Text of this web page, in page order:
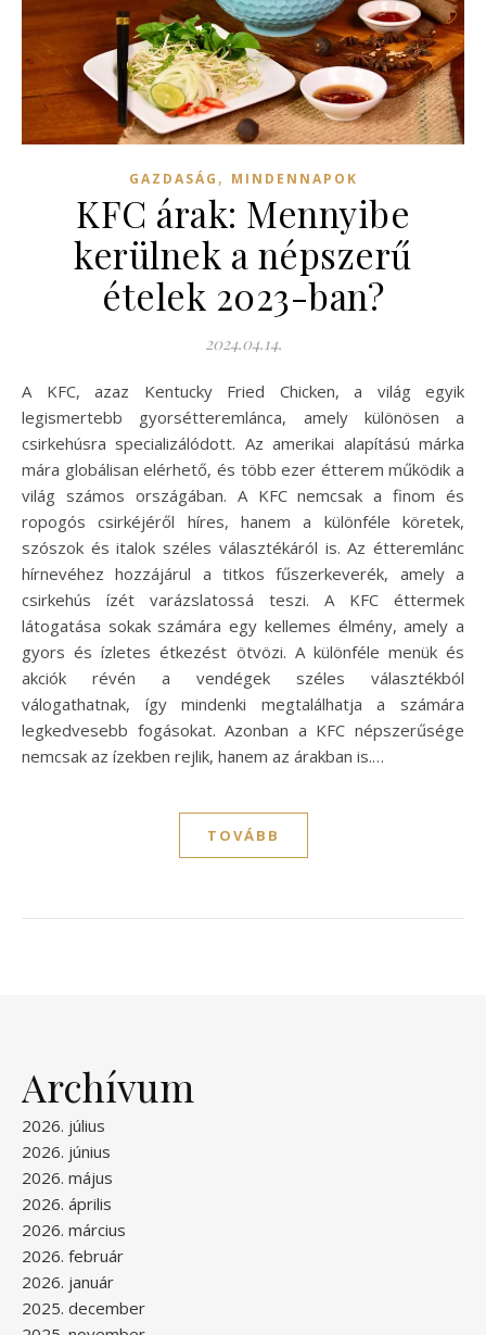
GAZDASÁG , MINDENNAPOK
KFC árak: Mennyibe
kerülnek a népszerű
ételek 2023-ban?
2024.04.14.
A KFC, azaz Kentucky Fried Chicken, a világ egyik
legismertebb gyorsétteremlánca, amely különösen a
csirkehúsra specializálódott. Az amerikai alapítású márka
mára globálisan elérhető, és több ezer étterem működik a
világ számos országában. A KFC nemcsak a finom és
ropogós csirkéjéről híres, hanem a különféle köretek,
szószok és italok széles választékáról is. Az étteremlánc
hírnevéhez hozzájárul a titkos fűszerkeverék, amely a
csirkehús ízét varázslatossá teszi. A KFC éttermek
látogatása sokak számára egy kellemes élmény, amely a
gyors és ízletes étkezést ötvözi. A különféle menük és
akciók révén a vendégek széles választékból
válogathatnak, így mindenki megtalálhatja a számára
legkedvesebb fogásokat. Azonban a KFC népszerűsége
nemcsak az ízekben rejlik, hanem az árakban is.…
TOVÁBB
Archívum
2026. július
2026. június
2026. május
2026. április
2026. március
2026. február
2026. január
2025. december